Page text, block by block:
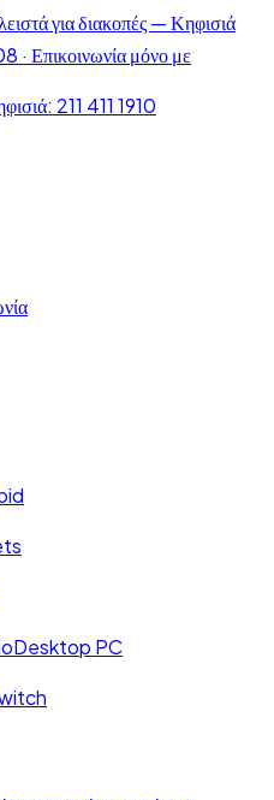
για διακοπές — Κηφισιά
· Επικοινωνία μόνο με
211 411 1910
Desktop PC